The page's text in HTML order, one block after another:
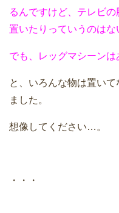
るんですけど、テレビ
置いたりっていうのはな
でも、レッグマシーンは
と、いろんな物は置い
ました。
想像してください…。
・・・